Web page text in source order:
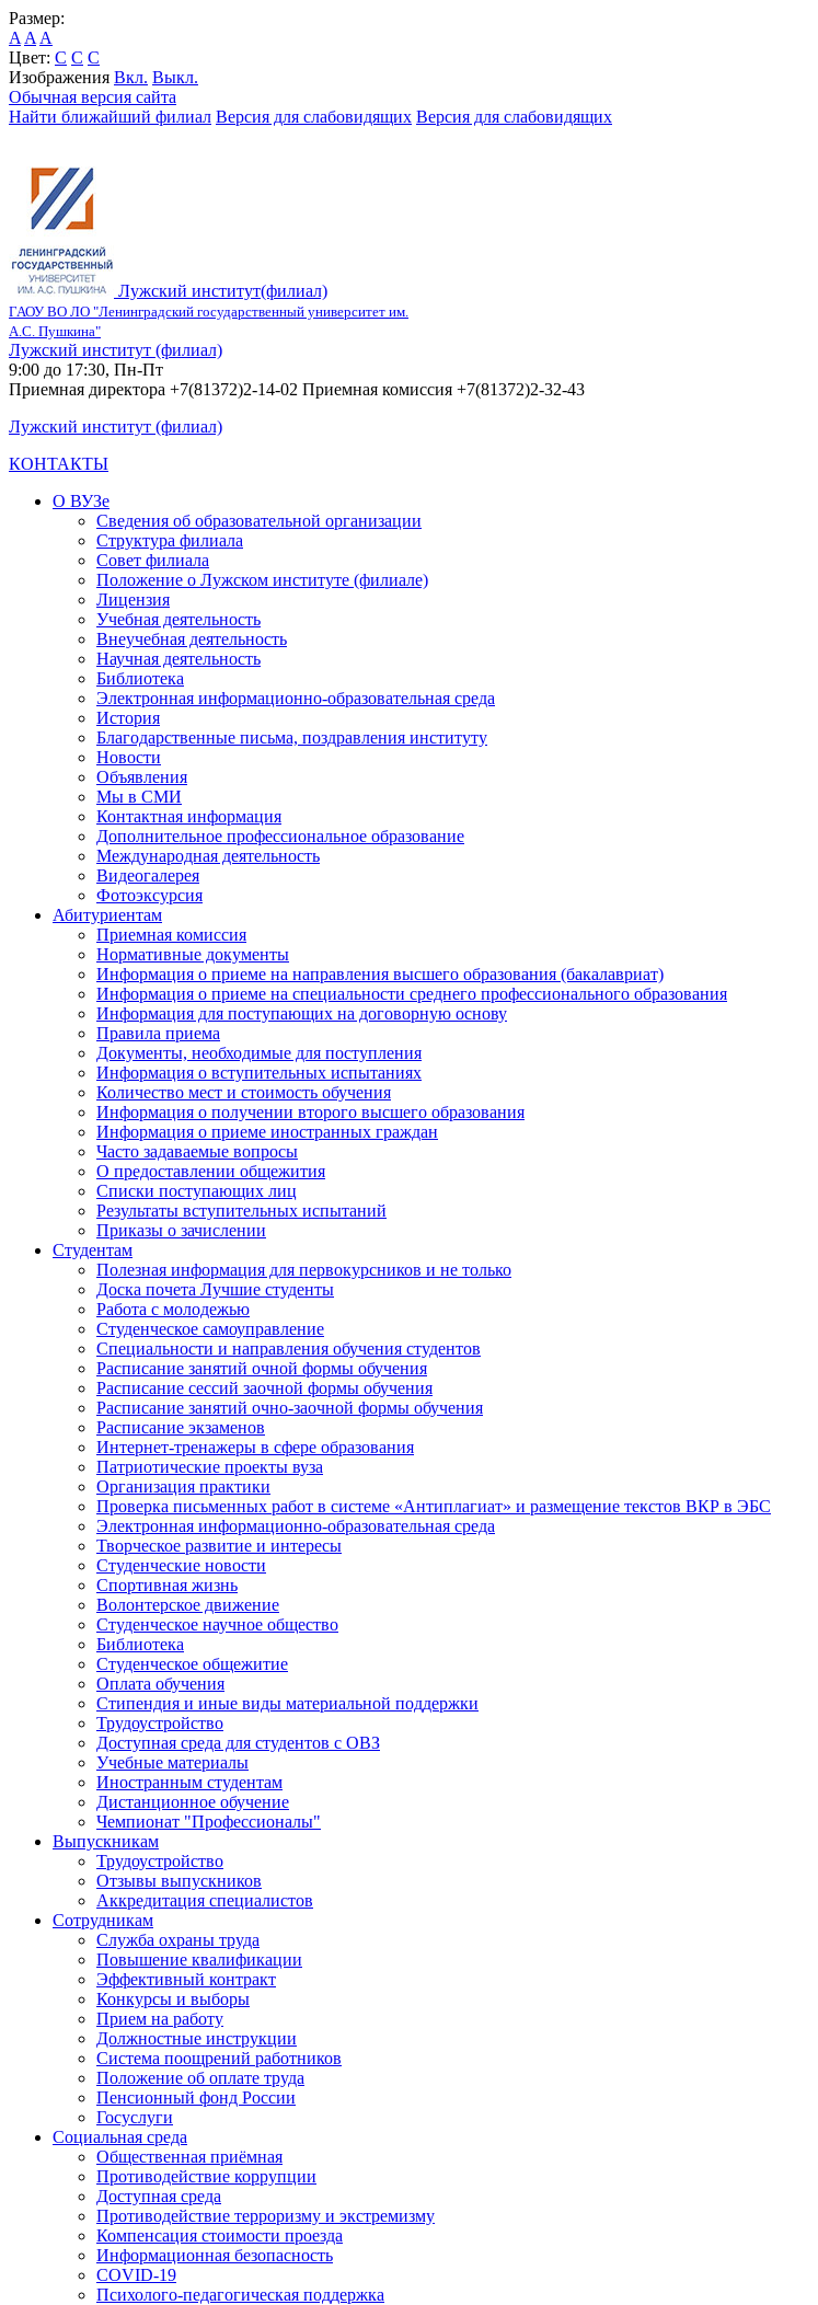
Размер:
A A A
Цвет: C C C
Изображения Вкл. Выкл.
Обычная версия сайта
Найти ближайший филиал Версия для слабовидящих Версия для слабовидящих
Лужский институт(филиал)
ГАОУ ВО ЛО "Ленинградский государственный университет им.
А.С. Пушкина"
Лужский институт (филиал)
9:00 до 17:30, Пн-Пт
Приемная директора +7(81372)2-14-02 Приемная комиссия +7(81372)2-32-43
Лужский институт (филиал)
КОНТАКТЫ
О ВУЗе
Сведения об образовательной организации
Структура филиала
Совет филиала
Положение о Лужском институте (филиале)
Лицензия
Учебная деятельность
Внеучебная деятельность
Научная деятельность
Библиотека
Электронная информационно-образовательная среда
История
Благодарственные письма, поздравления институту
Новости
Объявления
Мы в СМИ
Контактная информация
Дополнительное профессиональное образование
Международная деятельность
Видеогалерея
Фотоэксурсия
Абитуриентам
Приемная комиссия
Нормативные документы
Информация о приеме на направления высшего образования (бакалавриат)
Информация о приеме на специальности среднего профессионального образования
Информация для поступающих на договорную основу
Правила приема
Документы, необходимые для поступления
Информация о вступительных испытаниях
Количество мест и стоимость обучения
Информация о получении второго высшего образования
Информация о приеме иностранных граждан
Часто задаваемые вопросы
О предоставлении общежития
Списки поступающих лиц
Результаты вступительных испытаний
Приказы о зачислении
Студентам
Полезная информация для первокурсников и не только
Доска почета Лучшие студенты
Работа с молодежью
Студенческое самоуправление
Специальности и направления обучения студентов
Расписание занятий очной формы обучения
Расписание сессий заочной формы обучения
Расписание занятий очно-заочной формы обучения
Расписание экзаменов
Интернет-тренажеры в сфере образования
Патриотические проекты вуза
Организация практики
Проверка письменных работ в системе «Антиплагиат» и размещение текстов ВКР в ЭБС
Электронная информационно-образовательная среда
Творческое развитие и интересы
Студенческие новости
Спортивная жизнь
Волонтерское движение
Студенческое научное общество
Библиотека
Студенческое общежитие
Оплата обучения
Стипендия и иные виды материальной поддержки
Трудоустройство
Доступная среда для студентов с ОВЗ
Учебные материалы
Иностранным студентам
Дистанционное обучение
Чемпионат "Профессионалы"
Выпускникам
Трудоустройство
Отзывы выпускников
Аккредитация специалистов
Сотрудникам
Служба охраны труда
Повышение квалификации
Эффективный контракт
Конкурсы и выборы
Прием на работу
Должностные инструкции
Система поощрений работников
Положение об оплате труда
Пенсионный фонд России
Госуслуги
Социальная среда
Общественная приёмная
Противодействие коррупции
Доступная среда
Противодействие терроризму и экстремизму
Компенсация стоимости проезда
Информационная безопасность
COVID-19
Психолого-педагогическая поддержка